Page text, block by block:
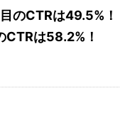
のCTRは49.5%！
CTRは58.2%！